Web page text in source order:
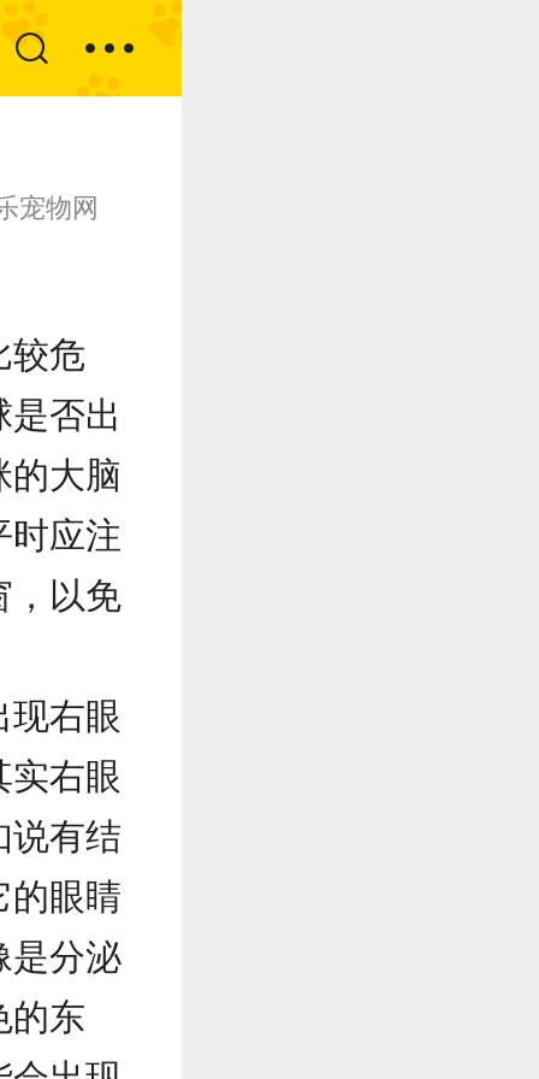
宠物网
较危
否出
大脑
应注
，以免
右眼
右眼
说有结
的眼睛
是分泌
的东